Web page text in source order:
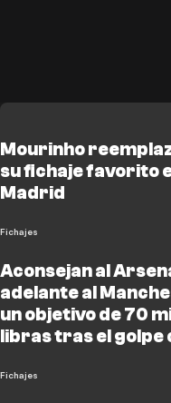
Mourinho
su fichaje favorito
Madrid
Fichajes
Aconsejan al
adelante al
un objetivo de 70
libras tras el golpe
Fichajes